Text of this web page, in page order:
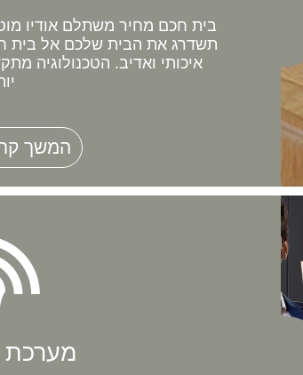
בית חכם מחיר משתלם אודיו
תשדרג את הבית שלכם אל בית
איכותי ואדיב. הטכנולוגיה
המשך
מערכת